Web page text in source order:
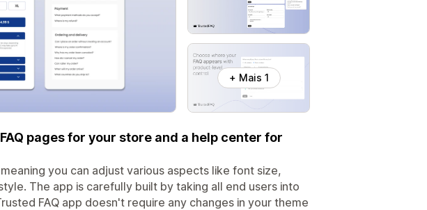
+ Mais 1
pages for your store and a help center for
you can adjust various aspects like font size,
The app is carefully built by taking all end users into
FAQ app doesn't require any changes in your theme